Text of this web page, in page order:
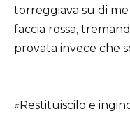
torreggiava su di
faccia rossa,
provata invece che
«Restituiscilo e